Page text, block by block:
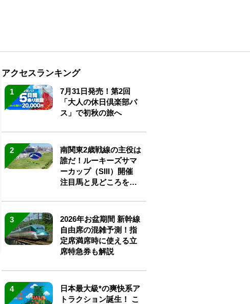
アクセスランキング
1
7月31日発売！第2回
「大人の休日倶楽部パ
ス」で初秋の旅へ
2
南関東2歳戦線の主役は
誰だ！ルーキーズサマ
ーカップ（SIII）開催
注目馬と見どころをチ
3
2026年お盆期間 新幹線
自由席の混雑予測！指
定席満席時に使える立
席特急券も解説
4
日本最大級*の爽快系ア
トラクション誕生！ こ